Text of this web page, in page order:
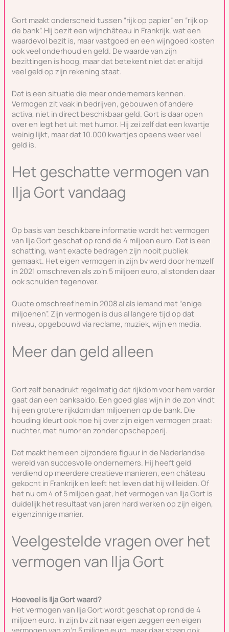
Gort maakt onderscheid tussen “rijk op papier” en “rijk op
de bank”. Hij bezit een wijnchâteau in Frankrijk, wat een
waardevol bezit is, maar vastgoed en een wijngoed kosten
ook veel onderhoud en geld. De waarde van zijn
bezittingen is hoog, maar dat betekent niet dat er altijd
veel geld op zijn rekening staat.
Dat is een situatie die meer ondernemers kennen.
Vermogen zit vaak in bedrijven, gebouwen of andere
activa, niet in direct beschikbaar geld. Gort is daar open
over en legt het uit met humor. Hij zei zelf dat een kwartje
weinig lijkt, maar dat 10.000 kwartjes opeens weer veel
geld is.
Het geschatte vermogen van
Ilja Gort vandaag
Op basis van beschikbare informatie wordt het vermogen
van Ilja Gort geschat op rond de 4 miljoen euro. Dat is een
schatting, want exacte bedragen zijn nooit publiek
gemaakt. Het eigen vermogen in zijn bv werd door hemzelf
in 2021 omschreven als zo’n 5 miljoen euro, al stonden daar
ook schulden tegenover.
Quote omschreef hem in 2008 al als iemand met “enige
miljoenen”. Zijn vermogen is dus al langere tijd op dat
niveau, opgebouwd via reclame, muziek, wijn en media.
Meer dan geld alleen
Gort zelf benadrukt regelmatig dat rijkdom voor hem verder
gaat dan een banksaldo. Een goed glas wijn in de zon vindt
hij een grotere rijkdom dan miljoenen op de bank. Die
houding kleurt ook hoe hij over zijn eigen vermogen praat:
nuchter, met humor en zonder opschepperij.
Dat maakt hem een bijzondere figuur in de Nederlandse
wereld van succesvolle ondernemers. Hij heeft geld
verdiend op meerdere creatieve manieren, een château
gekocht in Frankrijk en leeft het leven dat hij wil leiden. Of
het nu om 4 of 5 miljoen gaat, het vermogen van Ilja Gort is
duidelijk het resultaat van jaren hard werken op zijn eigen,
eigenzinnige manier.
Veelgestelde vragen over het
vermogen van Ilja Gort
Hoeveel is Ilja Gort waard?
Het vermogen van Ilja Gort wordt geschat op rond de 4
miljoen euro. In zijn bv zit naar eigen zeggen een eigen